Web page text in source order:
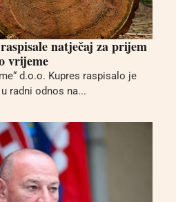
natječaj za prijem
vrijeme
d.o.o. Kupres raspisalo je
radni odnos na...